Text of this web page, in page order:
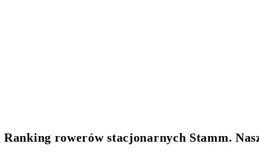
Ranking rowerów stacjonarnych Stamm.